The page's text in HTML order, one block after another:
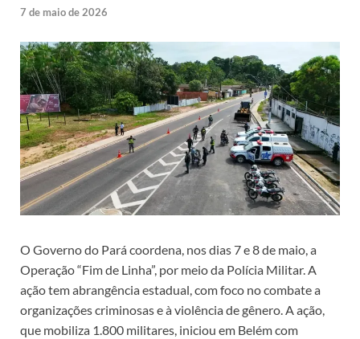
7 de maio de 2026
O Governo do Pará coordena, nos dias 7 e 8 de maio, a
Operação “Fim de Linha”, por meio da Polícia Militar. A
ação tem abrangência estadual, com foco no combate a
organizações criminosas e à violência de gênero. A ação,
que mobiliza 1.800 militares, iniciou em Belém com